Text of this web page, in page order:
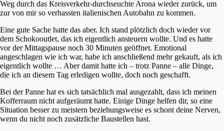
Weg durch das Kreisverkehr-durchseuchte Arona wieder zurück, um
zur von mir so verhassten italienischen Autobahn zu kommen.
Eine gute Sache hatte das aber. Ich stand plötzlich doch wieder vor
dem Schokooutlet, das ich eigentlich ansteuern wollte. Und es hatte
vor der Mittagspause noch 30 Minuten geöffnet. Emotional
angeschlagen wie ich war, habe ich anschließend mehr gekauft, als ich
eigentlich wollte … Aber damit hatte ich – trotz Panne – alle Dinge,
die ich an diesem Tag erledigen wollte, doch noch geschafft.
Bei der Panne hat es sich tatsächlich mal ausgezahlt, dass ich meinen
Kofferraum nicht aufgeräumt hatte. Einige Dinge helfen dir, so eine
Situation besser zu meistern beziehungsweise es schont deine Nerven,
wenn du nicht noch zusätzliche Baustellen hast.